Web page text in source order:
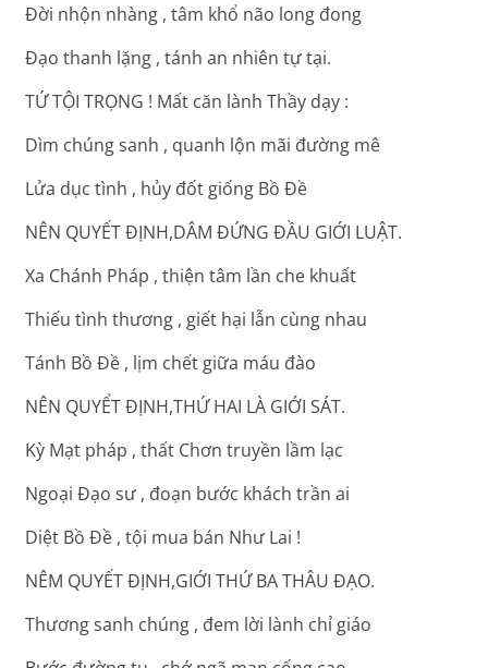
Đời nhộn nhàng , tâm khổ não long đong
Đạo thanh lặng , tánh an nhiên tự tại.
TỨ TỘI TRỌNG ! Mất căn lành Thầy dạy :
Dìm chúng sanh , quanh lộn mãi đường mê
Lửa dục tình , hủy đốt giống Bồ Đề
NÊN QUYẾT ĐỊNH,DÂM ĐỨNG ĐẦU GIỚI LUẬT.
Xa Chánh Pháp , thiện tâm lần che khuất
Thiếu tình thương , giết hại lẫn cùng nhau
Tánh Bồ Đề , lịm chết giữa máu đào
NÊN QUYỂT ĐỊNH,THỨ HAI LÀ GIỚI SÁT.
Kỳ Mạt pháp , thất Chơn truyền lầm lạc
Ngoại Đạo sư , đoạn bước khách trần ai
Diệt Bồ Đề , tội mua bán Như Lai !
NÊM QUYẾT ĐỊNH,GIỚI THỨ BA THÂU ĐẠO.
Thương sanh chúng , đem lời lành chỉ giáo